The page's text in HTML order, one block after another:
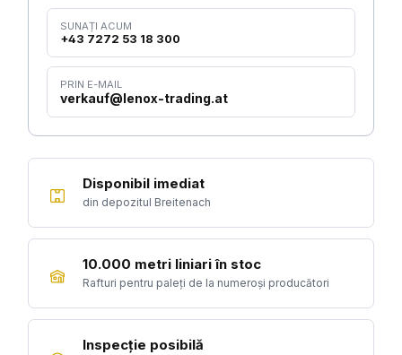
SUNAȚI ACUM
+43 7272 53 18 300
PRIN E-MAIL
verkauf@lenox-trading.at
Disponibil imediat
din depozitul Breitenach
10.000 metri liniari în stoc
Rafturi pentru paleți de la numeroși producători
Inspecție posibilă